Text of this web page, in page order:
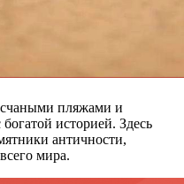
пляжами и
историей. Здесь
античности,
мира.